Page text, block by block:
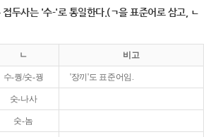
접두사는 '수-'로 통일한다.(ㄱ을 표준어로 삼고, ㄴ
ㄴ 비고
수-퀑/숫-꿩 '장끼'도 표준어임.
숫-나사
숫-놈